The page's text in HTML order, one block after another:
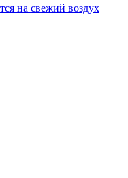
на свежий воздух